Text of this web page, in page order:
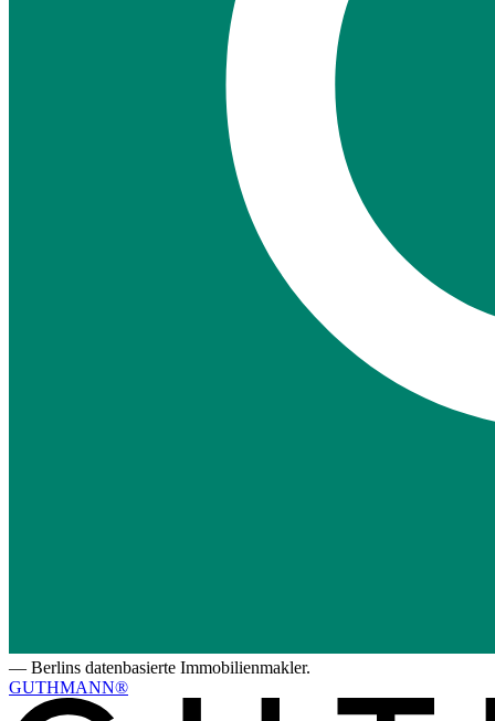
— Berlins datenbasierte Immobilienmakler.
GUTHMANN®